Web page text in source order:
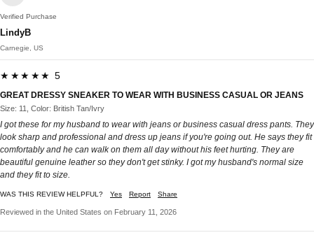
Verified Purchase
LindyB
Carnegie, US
★★★★★ 5
GREAT DRESSY SNEAKER TO WEAR WITH BUSINESS CASUAL OR JEANS
Size: 11, Color: British Tan/Ivry
I got these for my husband to wear with jeans or business casual dress pants. They
look sharp and professional and dress up jeans if you're going out. He says they fit
comfortably and he can walk on them all day without his feet hurting. They are
beautiful genuine leather so they don't get stinky. I got my husband's normal size
and they fit to size.
WAS THIS REVIEW HELPFUL? Yes Report Share
Reviewed in the United States on February 11, 2026